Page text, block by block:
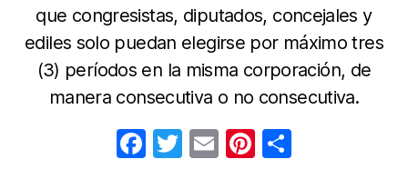
que congresistas, diputados, concejales y
ediles solo puedan elegirse por máximo tres
(3) períodos en la misma corporación, de
manera consecutiva o no consecutiva.
F T E Pi